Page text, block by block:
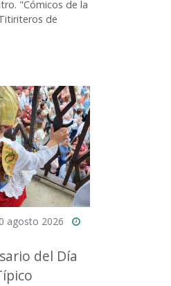
"Cómicos de la
de
agosto 2026
del Día